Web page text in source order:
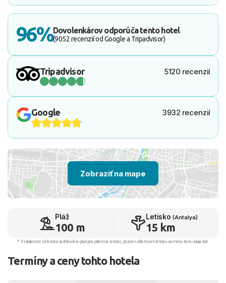
96%Dovolenkárov odporúča tento hotel
(9052 recenzií od Google a Tripadvisor)
Tripadvisor 5120 recenzií
Google 3932 recenzií
Zobraziť na mape
Pláž
100 m
Letisko (Antalya)
15 km
* Vzdialenosť od letiska aj dľžka letu platí pre príletové letisko, pri inom odletovom letisku sa môžu tieto údaje líšiť.
Termíny a ceny tohto hotela